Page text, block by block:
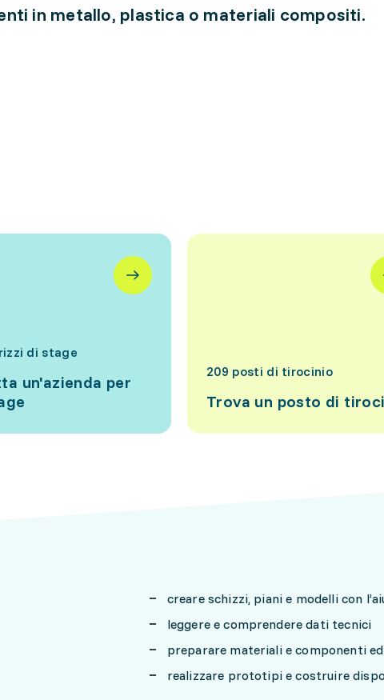
in metallo, plastica o materiali compositi.
di stage
un'azienda per
209 posti di tirocinio
Trova un posto di
creare schizzi, piani e modelli con
leggere e comprendere dati tecnici
preparare materiali e componenti
realizzare prototipi e costruire